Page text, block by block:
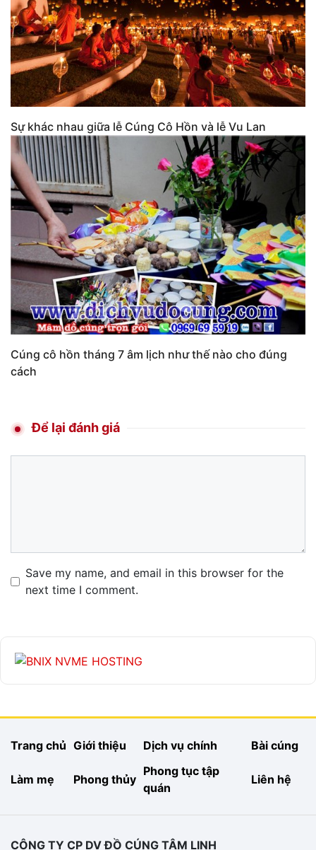
Sự khác nhau giữa lễ Cúng Cô Hồn và lễ Vu Lan
Cúng cô hồn tháng 7 âm lịch như thế nào cho đúng
cách
Để lại đánh giá
Name
Email
Website
Save my name, and email in this browser for the
next time I comment.
Trang chủ Giới thiệu Dịch vụ chính Bài cúng
Làm mẹ Phong thủy
Phong tục tập
quán
Liên hệ
CÔNG TY CP DV ĐỒ CÚNG TÂM LINH